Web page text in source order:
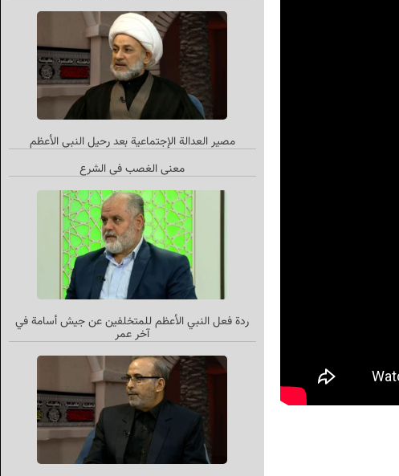
مصير العدالة الإجتماعية بعد رحيل النبي الأعظم
معنی الغصب في الشرع
ردة فعل النبي الأعظم للمتخلفين عن جيش أسامة في
آخر عمر